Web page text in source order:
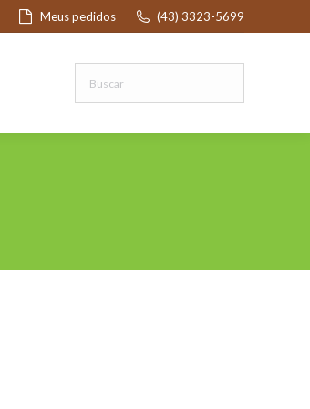
Meus pedidos (43) 3323-5699